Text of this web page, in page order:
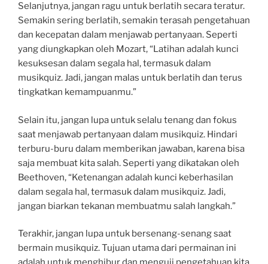
Selanjutnya, jangan ragu untuk berlatih secara teratur.
Semakin sering berlatih, semakin terasah pengetahuan
dan kecepatan dalam menjawab pertanyaan. Seperti
yang diungkapkan oleh Mozart, “Latihan adalah kunci
kesuksesan dalam segala hal, termasuk dalam
musikquiz. Jadi, jangan malas untuk berlatih dan terus
tingkatkan kemampuanmu.”
Selain itu, jangan lupa untuk selalu tenang dan fokus
saat menjawab pertanyaan dalam musikquiz. Hindari
terburu-buru dalam memberikan jawaban, karena bisa
saja membuat kita salah. Seperti yang dikatakan oleh
Beethoven, “Ketenangan adalah kunci keberhasilan
dalam segala hal, termasuk dalam musikquiz. Jadi,
jangan biarkan tekanan membuatmu salah langkah.”
Terakhir, jangan lupa untuk bersenang-senang saat
bermain musikquiz. Tujuan utama dari permainan ini